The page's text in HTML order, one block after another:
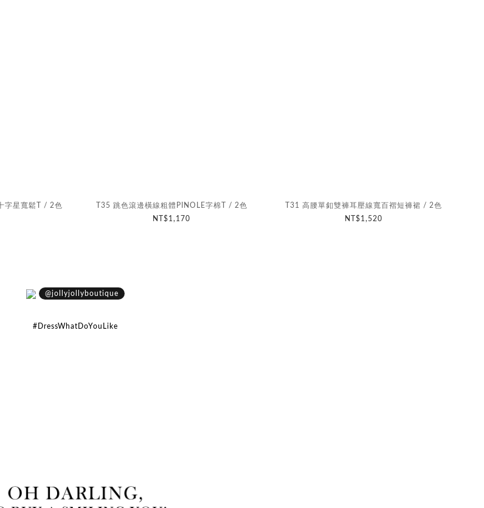
字星寬鬆T / 2色
T35 跳色滾邊橫線粗體PINOLE字棉T / 2色
NT$1,170
T31 高腰單釦雙褲耳壓線寬百褶短褲裙 / 2色
NT$1,520
@jollyjollyboutique
#DressWhatDoYouLike